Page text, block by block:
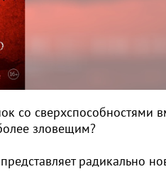
cо сверхспособностями
зловещим?
радикально